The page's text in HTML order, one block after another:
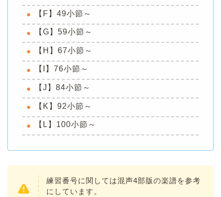
【F】49小節～
【G】59小節～
【H】67小節～
【I】76小節～
【J】84小節～
【K】92小節～
【L】100小節～
練習番号に関しては混声4部版の楽譜を参考
にしています。